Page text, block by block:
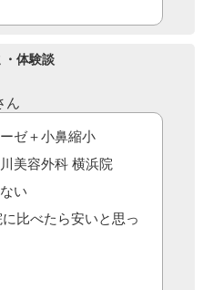
・体験談
ん
ゼ＋小鼻縮小
美容外科 横浜院
い
比べたら安いと思っ